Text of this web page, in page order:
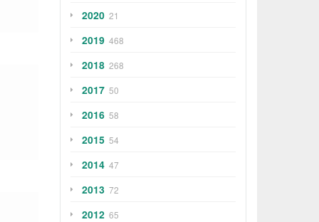
2020 21
2019 468
2018 268
2017 50
2016 58
2015 54
2014 47
2013 72
2012 65